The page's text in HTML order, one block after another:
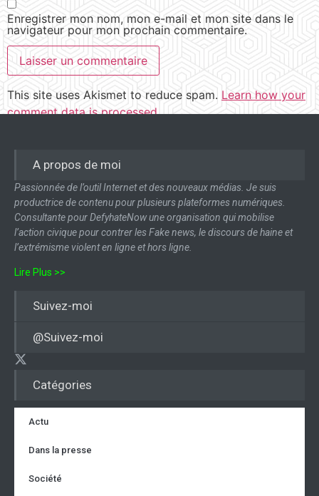
Enregistrer mon nom, mon e-mail et mon site dans le
navigateur pour mon prochain commentaire.
This site uses Akismet to reduce spam. Learn how your
comment data is processed.
Catégories
Actu
Dans la presse
Société
A propos de moi
Passionnée de l’outil Internet et des nouveaux médias. Je suis
productrice de contenu pour plusieurs plateformes numériques.
Consultante pour DefyhateNow une organisation qui mobilise
l’action civique pour contrer les Fake news, le discours de haine et
l’extrémisme violent en ligne et hors ligne.
Lire Plus >>
Suivez-moi
@Suivez-moi